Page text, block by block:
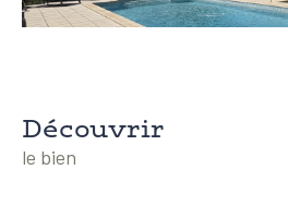
découvrir
le bien